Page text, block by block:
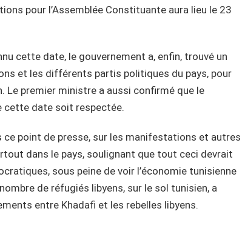
pour l’Assemblée Constituante aura lieu le 23
cette date, le gouvernement a, enfin, trouvé un
et les différents partis politiques du pays, pour
Le premier ministre a aussi confirmé que le
cette date soit respectée.
ce point de presse, sur les manifestations et autres
dans le pays, soulignant que tout ceci devrait
sous peine de voir l’économie tunisienne
de réfugiés libyens, sur le sol tunisien, a
entre Khadafi et les rebelles libyens.